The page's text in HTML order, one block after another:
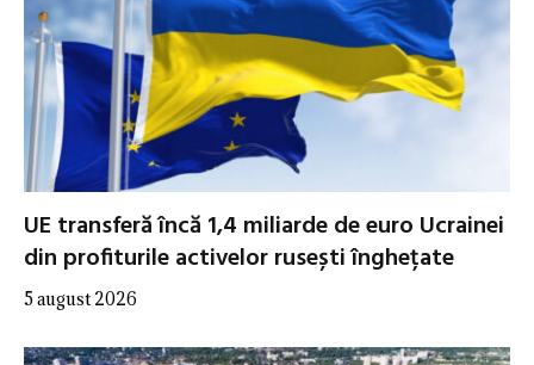
UE transferă încă 1,4 miliarde de euro Ucrainei
din profiturile activelor rusești înghețate
5 august 2026